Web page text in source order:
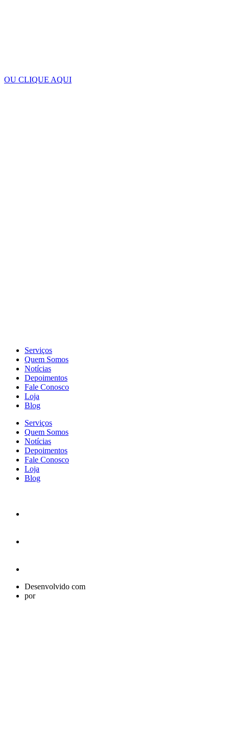
OU CLIQUE AQUI
Serviços
Quem Somos
Notícias
Depoimentos
Fale Conosco
Loja
Blog
Serviços
Quem Somos
Notícias
Depoimentos
Fale Conosco
Loja
Blog
Desenvolvido com
por